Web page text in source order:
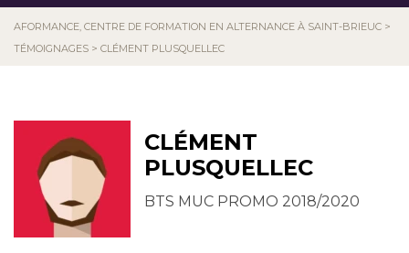
AFORMANCE, CENTRE DE FORMATION EN ALTERNANCE À SAINT-BRIEUC >
TÉMOIGNAGES > CLÉMENT PLUSQUELLEC
CLÉMENT
PLUSQUELLEC
BTS MUC PROMO 2018/2020